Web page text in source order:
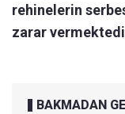
rehinelerin
zarar
BAKMADAN